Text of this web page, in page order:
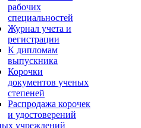
рабочих
специальностей
Журнал учета и
регистрации
К дипломам
выпускника
Корочки
документов ученых
степеней
Распродажа корочек
и удостоверений
учреждений